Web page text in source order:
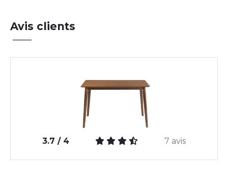
Avis clients
3.7 / 4 7 avis